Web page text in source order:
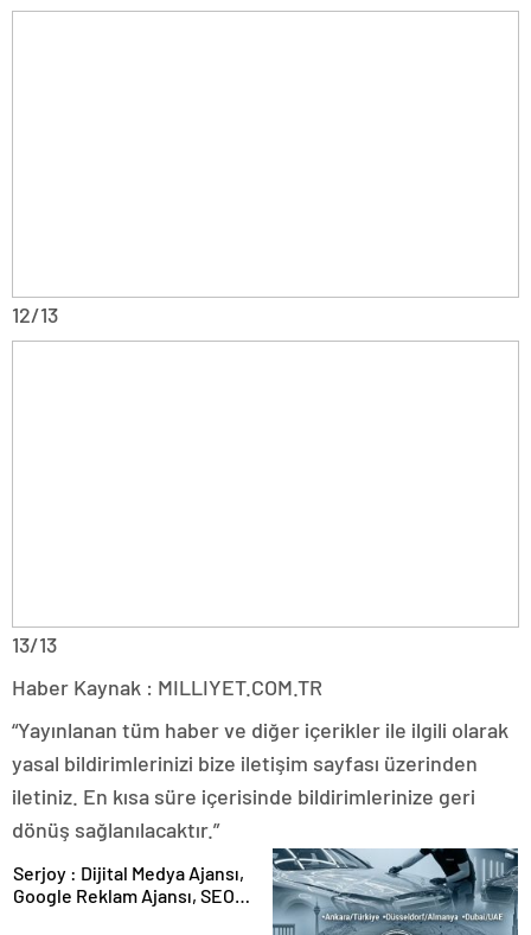
12/13
13/13
Haber Kaynak : MILLIYET.COM.TR
“Yayınlanan tüm haber ve diğer içerikler ile ilgili olarak
yasal bildirimlerinizi bize iletişim sayfası üzerinden
iletiniz. En kısa süre içerisinde bildirimlerinize geri
dönüş sağlanılacaktır.”
Serjoy : Dijital Medya Ajansı,
Google Reklam Ajansı, SEO